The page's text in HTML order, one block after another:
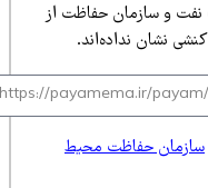
سازمان حفاظت از
نداده‌اند.
حفاظت محیط